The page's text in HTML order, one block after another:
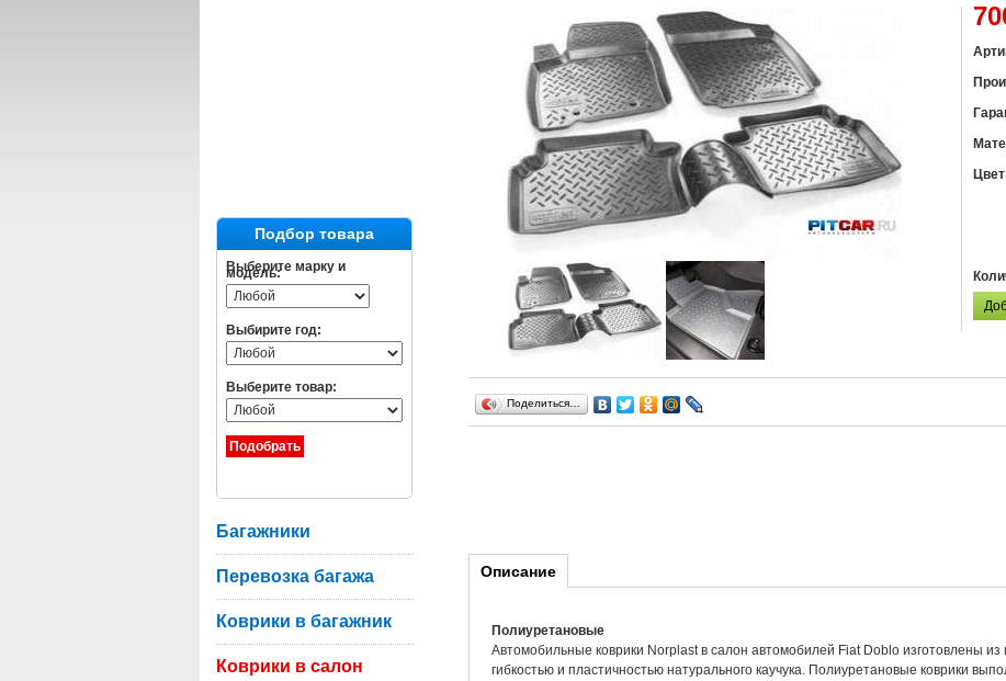
Поделиться…
Описание
Полиуретановые
Автомобильные коврики Norplast в салон автомобилей Fiat Doblo изготовлены
гибкостью и пластичностью натурального каучука. Полиуретановые коврики
Подбор товара
Выберите марку и
модель:
Выбирите год:
Выберите товар:
Багажники
Перевозка багажа
Коврики в багажник
Коврики в салон